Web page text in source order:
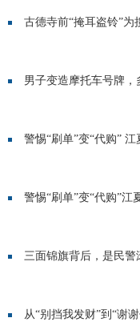
古德寺前“掩耳盗铃”为
男子变造摩托车号牌
警惕“刷单”变“代购”
警惕“刷单”变“代购”江
三面锦旗背后，是民警